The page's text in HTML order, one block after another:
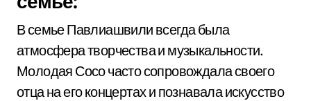
В семье Павлиашвили всегда была
атмосфера творчества и музыкальности.
Молодая Сосо часто сопровождала своего
отца на его концертах и познавала искусство